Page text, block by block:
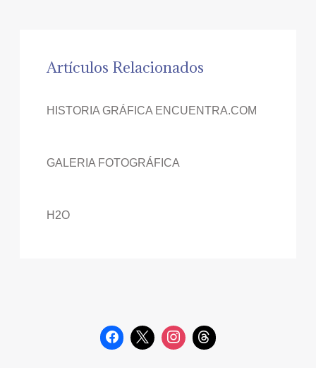
Artículos Relacionados
HISTORIA GRÁFICA ENCUENTRA.COM
GALERIA FOTOGRÁFICA
H2O